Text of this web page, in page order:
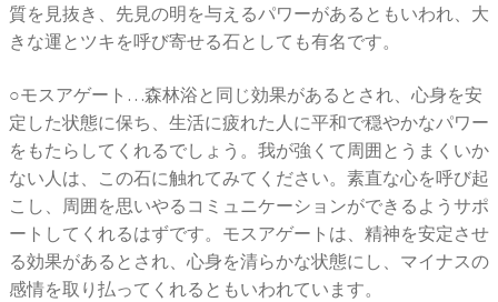
質を見抜き、先見の明を与えるパワーがあるともいわれ、大
きな運とツキを呼び寄せる石としても有名です。
○モスアゲート…森林浴と同じ効果があるとされ、心身を安
定した状態に保ち、生活に疲れた人に平和で穏やかなパワー
をもたらしてくれるでしょう。我が強くて周囲とうまくいか
ない人は、この石に触れてみてください。素直な心を呼び起
こし、周囲を思いやるコミュニケーションができるようサポ
ートしてくれるはずです。モスアゲートは、精神を安定させ
る効果があるとされ、心身を清らかな状態にし、マイナスの
感情を取り払ってくれるともいわれています。